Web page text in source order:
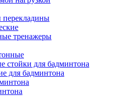
перекладины
тренажеры
стойки для бадминтона
для бадминтона